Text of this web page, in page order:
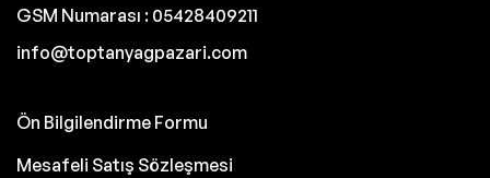
GSM Numarası : 05428409211
info@toptanyagpazari.com
Ön Bilgilendirme Formu
Mesafeli Satış Sözleşmesi